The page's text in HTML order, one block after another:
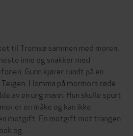
til Tromsø sammen med moren.
inne og snakker med
Gunn kjører rundt på en
I lomma på mormors røde
av en ung mann. Hun skulle spurt
er en måke og kan ikke
motgift. En motgift mot trangen
og…